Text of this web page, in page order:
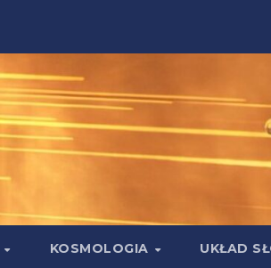
KOSMOLOGIA UKŁAD